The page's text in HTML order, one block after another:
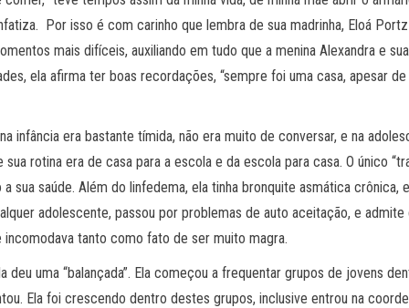
Por isso é com carinho que lembra de sua madrinha, Eloá
mais difíceis, auxiliando em tudo que a menina Alexandra e
ela afirma ter boas recordações, “sempre foi uma casa, apesar
infância era bastante tímida, não era muito de conversar, e na
rotina era de casa para a escola e da escola para casa. O único
sua saúde. Além do linfedema, ela tinha bronquite asmática crônica,
adolescente, passou por problemas de auto aceitação, e
incomodava tanto como fato de ser muito magra.
deu uma “balançada”. Ela começou a frequentar grupos de jovens
Ela foi crescendo dentro destes grupos, inclusive entrou na